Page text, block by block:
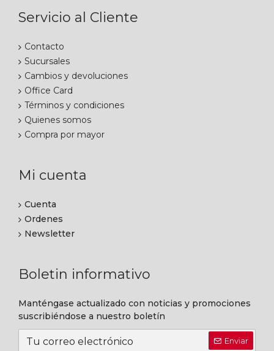
Servicio al Cliente
Contacto
Sucursales
Cambios y devoluciones
Office Card
Términos y condiciones
Quienes somos
Compra por mayor
Mi cuenta
Cuenta
Ordenes
Newsletter
Boletin informativo
Manténgase actualizado con noticias y promociones
suscribiéndose a nuestro boletín
Enviar